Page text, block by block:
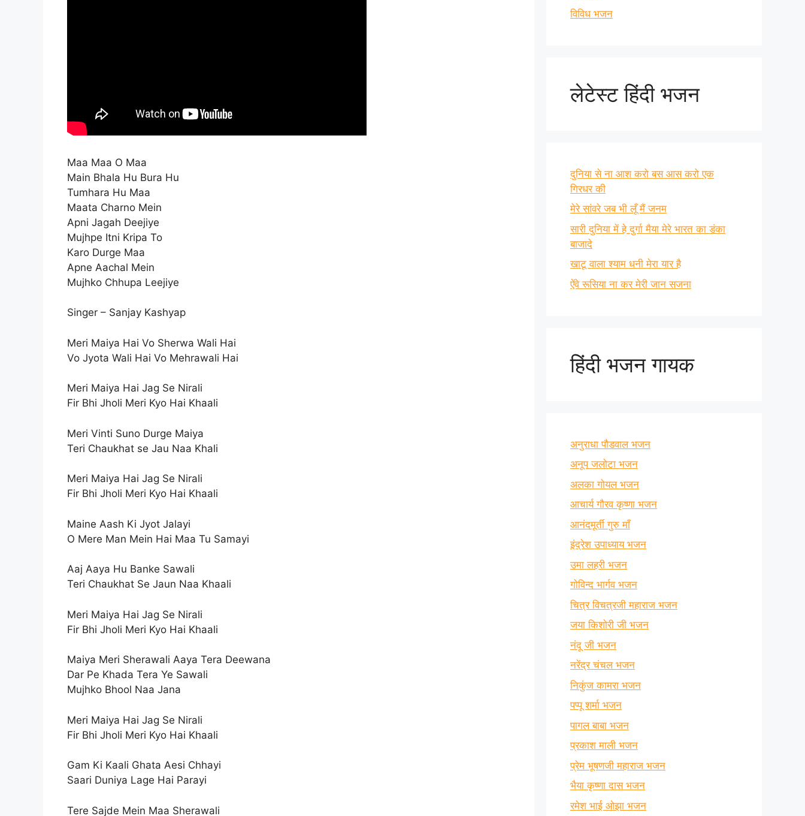
Maa Maa O Maa
Main Bhala Hu Bura Hu
Tumhara Hu Maa
Maata Charno Mein
Apni Jagah Deejiye
Mujhpe Itni Kripa To
Karo Durge Maa
Apne Aachal Mein
Mujhko Chhupa Leejiye
Singer – Sanjay Kashyap
Meri Maiya Hai Vo Sherwa Wali Hai
Vo Jyota Wali Hai Vo Mehrawali Hai
Meri Maiya Hai Jag Se Nirali
Fir Bhi Jholi Meri Kyo Hai Khaali
Meri Vinti Suno Durge Maiya
Teri Chaukhat se Jau Naa Khali
Meri Maiya Hai Jag Se Nirali
Fir Bhi Jholi Meri Kyo Hai Khaali
Maine Aash Ki Jyot Jalayi
O Mere Man Mein Hai Maa Tu Samayi
Aaj Aaya Hu Banke Sawali
Teri Chaukhat Se Jaun Naa Khaali
Meri Maiya Hai Jag Se Nirali
Fir Bhi Jholi Meri Kyo Hai Khaali
Maiya Meri Sherawali Aaya Tera Deewana
Dar Pe Khada Tera Ye Sawali
Mujhko Bhool Naa Jana
Meri Maiya Hai Jag Se Nirali
Fir Bhi Jholi Meri Kyo Hai Khaali
Gam Ki Kaali Ghata Aesi Chhayi
Saari Duniya Lage Hai Parayi
Tere Sajde Mein Maa Sherawali
विविध भजन
लेटेस्ट हिंदी भजन
दुनिया से ना आश करो बस आस करो एक
गिरधर की
मेरे सांवरे जब भी लूँ मैं जनम
सारी दुनिया में हे दुर्गा मैया मेरे भारत का डंका
बाजादे
खाटू वाला श्याम धनी मेरा यार है
ऐंवे रूसिया ना कर मेरी जान सजना
हिंदी भजन गायक
अनुराधा पौडवाल भजन
अनूप जलोटा भजन
अलका गोयल भजन
आचार्य गौरव कृष्णा भजन
आनंदमूर्ती गुरु माँ
इंद्रेश उपाध्याय भजन
उमा लहरी भजन
गोविन्द भार्गव भजन
चित्र विचत्रजी महाराज भजन
जया किशोरी जी भजन
नंदू जी भजन
नरेंद्र चंचल भजन
निकुंज कामरा भजन
पप्पू शर्मा भजन
पागल बाबा भजन
प्रकाश माली भजन
प्रेम भूषणजी महाराज भजन
भैया कृष्णा दास भजन
रमेश भाई ओझा भजन